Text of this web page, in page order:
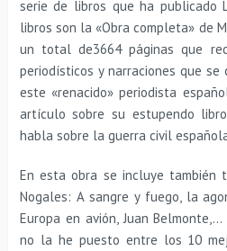
serie de libros que ha publicado
libros son la «Obra completa» de
un total de3664 páginas que
periodísticos y narraciones que
este «renacido» periodista
artículo sobre su estupendo
habla sobre la guerra civil
En esta obra se incluye también
Nogales: A sangre y fuego, la
Europa en avión, Juan
no la he puesto entre los 10